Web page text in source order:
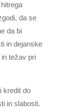
da se
da bi
in dejanske
težav pri
kredit do
in slabosti.